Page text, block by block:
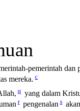
pemerintah dan
mereka. c
q yang dalam
r pengenalan s